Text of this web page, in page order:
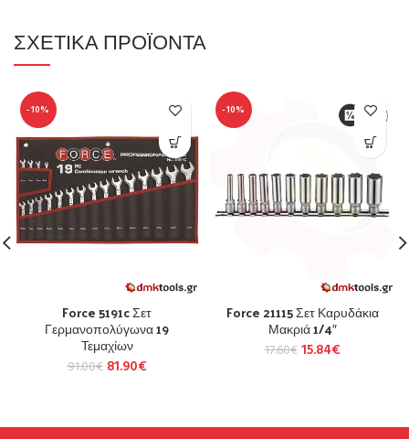
ΣΧΕΤΙΚΆ ΠΡΟΪΌΝΤΑ
-10%
Force 5191c Σετ
Γερμανοπολύγωνα 19
Τεμαχίων
91.00€ 81.90€
-10%
Force 21115 Σετ Καρυδάκια
Μακριά 1/4″
17.60€ 15.84€